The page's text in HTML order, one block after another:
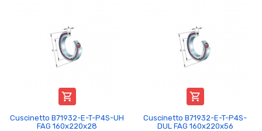

Cuscinetto B71932-E-T-P4S-UH
FAG 160x220x28

Cuscinetto B71932-E-T-P4S-
DUL FAG 160x220x56